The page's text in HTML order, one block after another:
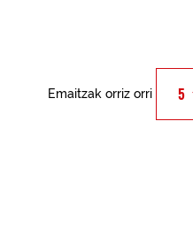
Emaitzak orriz orri